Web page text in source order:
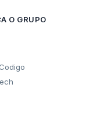
O GRUPO